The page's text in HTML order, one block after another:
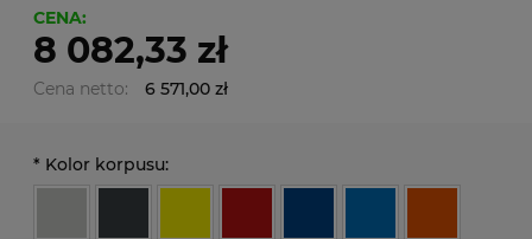
CENA:
8 082,33 zł
Cena netto: 6 571,00 zł
* Kolor korpusu: